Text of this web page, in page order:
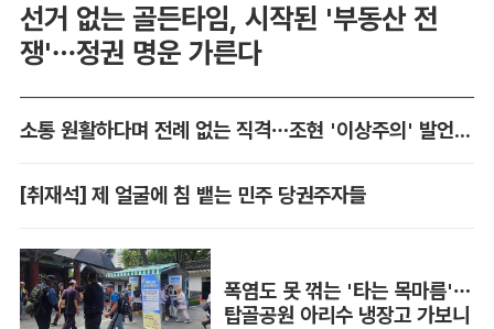
선거 없는 골든타임, 시작된 '부동산 전
쟁'…정권 명운 가른다
소통 원활하다며 전례 없는 직격…조현 '이상주의' 발언 논란
[취재석] 제 얼굴에 침 뱉는 민주 당권주자들
폭염도 못 꺾는 '타는 목마름'…
탑골공원 아리수 냉장고 가보니